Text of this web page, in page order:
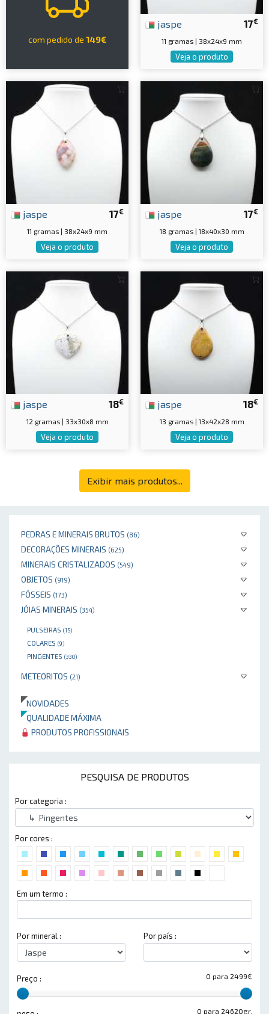
PEDRAS E MINERAIS BRUTOS (86)
DECORAÇÕES MINERAIS (625)
MINERAIS CRISTALIZADOS (549)
OBJETOS (919)
FÓSSEIS (173)
JÓIAS MINERAIS (354)
PULSEIRAS (15)
COLARES (9)
PINGENTES (330)
METEORITOS (21)
NOVIDADES
QUALIDADE MÁXIMA
PRODUTOS PROFISSIONAIS
PESQUISA DE PRODUTOS
Por categoria :
Por cores :
Em um termo :
Por mineral : Por país :
0 para 2499€
Preço :
0 para 24620gr.
com pedido de 149€
17€
jaspe
11 gramas | 38x24x9 mm
Veja o produto
17€
jaspe
11 gramas | 38x24x9 mm
Veja o produto
17€
jaspe
18 gramas | 18x40x30 mm
Veja o produto
18€
jaspe
12 gramas | 33x30x8 mm
Veja o produto
18€
jaspe
13 gramas | 13x42x28 mm
Veja o produto
Exibir mais produtos...